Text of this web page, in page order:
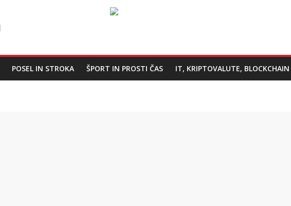
POSEL IN STROKA ŠPORT IN PROSTI ČAS IT, KRIPTOVALUTE, BLOCKCHAIN